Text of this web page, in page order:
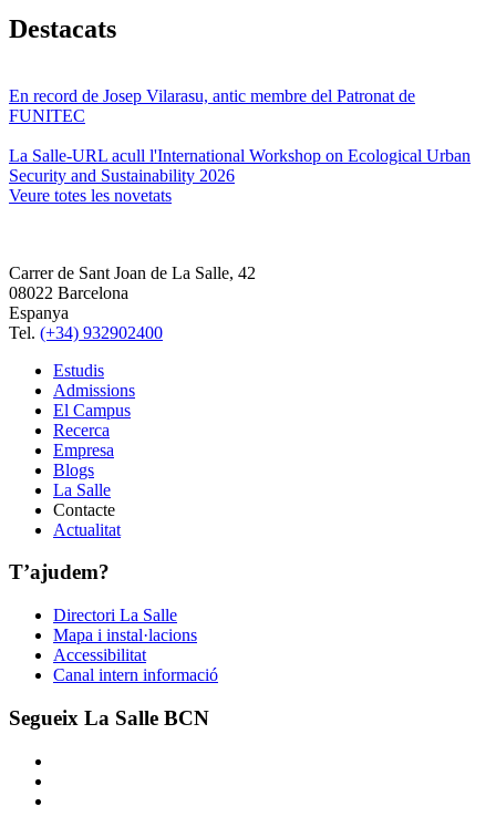
Destacats
En record de Josep Vilarasu, antic membre del Patronat de
FUNITEC
La Salle-URL acull l'International Workshop on Ecological Urban
Security and Sustainability 2026
Veure totes les novetats
Carrer de Sant Joan de La Salle, 42
08022 Barcelona
Espanya
Tel. (+34) 932902400
Estudis
Admissions
El Campus
Recerca
Empresa
Blogs
La Salle
Contacte
Actualitat
T’ajudem?
Directori La Salle
Mapa i instal·lacions
Accessibilitat
Canal intern informació
Segueix La Salle BCN